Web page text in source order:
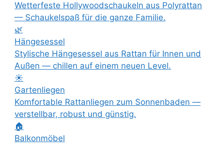
Wetterfeste Hollywoodschaukeln aus Polyrattan
— Schaukelspaß für die ganze Familie.
🌿
Hängesessel
Stylische Hängesessel aus Rattan für Innen und
Außen — chillen auf einem neuen Level.
☀️
Gartenliegen
Komfortable Rattanliegen zum Sonnenbaden —
verstellbar, robust und günstig.
🏠
Balkonmöbel